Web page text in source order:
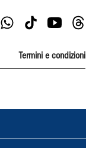
Termini e condizioni